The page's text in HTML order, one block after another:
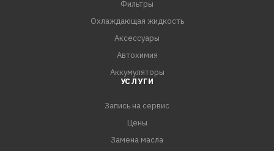
Фильтры
Охлаждающая жидкость
Аксессуары
Автохимия
Аккумуляторы
УСЛУГИ
Запись на сервис
Цены
Замена масла